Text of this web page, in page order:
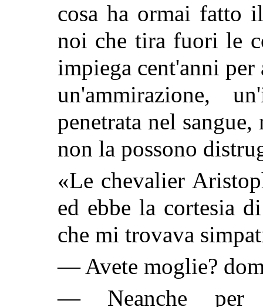
cosa ha ormai fatto
noi che tira fuori le
impiega cent'anni
un'ammirazione,
penetrata nel
non la possono
«Le chevalier
ed ebbe la cortesia
che mi trovava
— Avete moglie?
— Neanche per